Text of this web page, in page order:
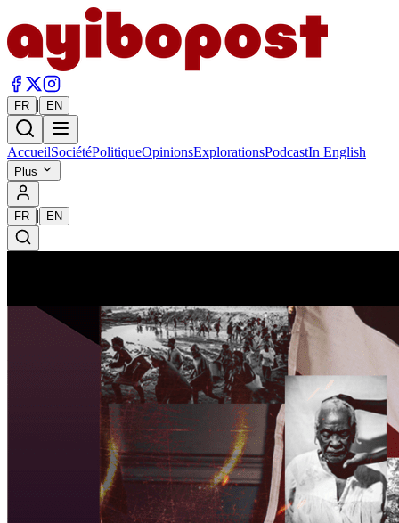
FR | EN
AccueilSociétéPolitiqueOpinionsExplorationsPodcastIn English
Plus
FR | EN